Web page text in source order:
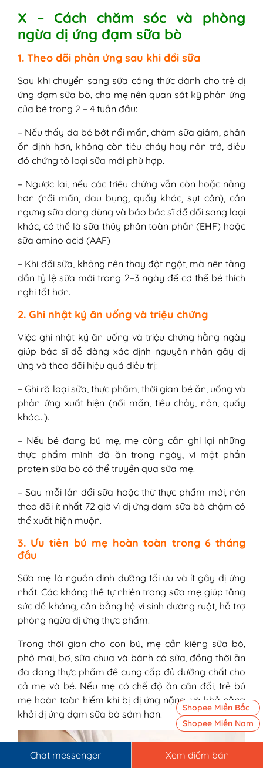
X – Cách chăm sóc và phòng
ngừa dị ứng đạm sữa bò
1. Theo dõi phản ứng sau khi đổi sữa
Sau khi chuyển sang sữa công thức dành cho trẻ dị
ứng đạm sữa bò, cha mẹ nên quan sát kỹ phản ứng
của bé trong 2 – 4 tuần đầu:
– Nếu thấy da bé bớt nổi mẩn, chàm sữa giảm, phân
ổn định hơn, không còn tiêu chảy hay nôn trớ, điều
đó chứng tỏ loại sữa mới phù hợp.
– Ngược lại, nếu các triệu chứng vẫn còn hoặc nặng
hơn (nổi mẩn, đau bụng, quấy khóc, sụt cân), cần
ngưng sữa đang dùng và báo bác sĩ để đổi sang loại
khác, có thể là sữa thủy phân toàn phần (EHF) hoặc
sữa amino acid (AAF)
– Khi đổi sữa, không nên thay đột ngột, mà nên tăng
dần tỷ lệ sữa mới trong 2–3 ngày để cơ thể bé thích
nghi tốt hơn.
2. Ghi nhật ký ăn uống và triệu chứng
Việc ghi nhật ký ăn uống và triệu chứng hằng ngày
giúp bác sĩ dễ dàng xác định nguyên nhân gây dị
ứng và theo dõi hiệu quả điều trị:
– Ghi rõ loại sữa, thực phẩm, thời gian bé ăn, uống và
phản ứng xuất hiện (nổi mẩn, tiêu chảy, nôn, quấy
khóc…).
– Nếu bé đang bú mẹ, mẹ cũng cần ghi lại những
thực phẩm mình đã ăn trong ngày, vì một phần
protein sữa bò có thể truyền qua sữa mẹ.
– Sau mỗi lần đổi sữa hoặc thử thực phẩm mới, nên
theo dõi ít nhất 72 giờ vì dị ứng đạm sữa bò chậm có
thể xuất hiện muộn.
3. Ưu tiên bú mẹ hoàn toàn trong 6 tháng
đầu
Sữa mẹ là nguồn dinh dưỡng tối ưu và ít gây dị ứng
nhất. Các kháng thể tự nhiên trong sữa mẹ giúp tăng
sức đề kháng, cân bằng hệ vi sinh đường ruột, hỗ trợ
phòng ngừa dị ứng thực phẩm.
Trong thời gian cho con bú, mẹ cần kiêng sữa bò,
phô mai, bơ, sữa chua và bánh có sữa, đồng thời ăn
đa dạng thực phẩm để cung cấp đủ dưỡng chất cho
cả mẹ và bé. Nếu mẹ có chế độ ăn cân đối, trẻ bú
mẹ hoàn toàn hiếm khi bị dị ứng nặng, và khả năng
khỏi dị ứng đạm sữa bò sớm hơn.
Chat messenger Xem điểm bán
Shopee Miền Bắc
Shopee Miền Nam